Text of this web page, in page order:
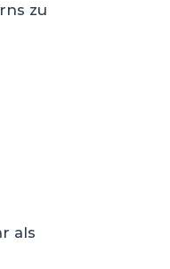
zu
als